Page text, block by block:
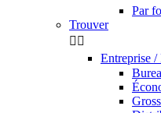
Par
Trouver
 
Entreprise /